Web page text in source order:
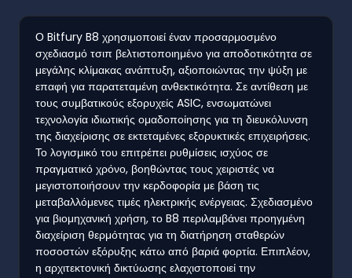
Ο Bitfury B8 χρησιμοποιεί έναν προσαρμοσμένο
σχεδιασμό τσιπ βελτιστοποιημένο για αποδοτικότητα σε
μεγάλης κλίμακας ανάπτυξη, αξιοποιώντας την ψύξη με
επαφή για παρατεταμένη ανθεκτικότητα. Σε αντίθεση με
τους συμβατικούς εξορυχείς ASIC, ενσωματώνει
τεχνολογία ιδιωτικής ομαδοποίησης για τη διευκόλυνση
της διαχείρισης σε εκτεταμένες εξορυκτικές επιχειρήσεις.
Το λογισμικό του επιτρέπει ρυθμίσεις ισχύος σε
πραγματικό χρόνο, βοηθώντας τους χειριστές να
μεγιστοποιήσουν την κερδοφορία με βάση τις
μεταβαλλόμενες τιμές ηλεκτρικής ενέργειας. Σχεδιασμένο
για βιομηχανική χρήση, το B8 περιλαμβάνει προηγμένη
διαχείριση θερμότητας για τη διατήρηση σταθερών
ποσοστών εξόρυξης κάτω από βαριά φορτία. Επιπλέον,
η αρχιτεκτονική δικτύωσης ελαχιστοποιεί την